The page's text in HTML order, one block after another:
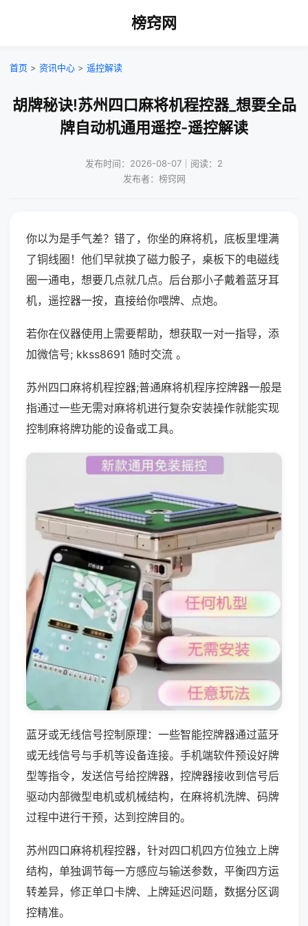
榜窍网
首页 > 资讯中心 > 遥控解读
胡牌秘诀!苏州四口麻将机程控器_想要全品
牌自动机通用遥控-遥控解读
发布时间：2026-08-07｜阅读：2
发布者：榜窍网
你以为是手气差？错了，你坐的麻将机，底板里埋满
了铜线圈！他们早就换了磁力骰子，桌板下的电磁线
圈一通电，想要几点就几点。后台那小子戴着蓝牙耳
机，遥控器一按，直接给你喂牌、点炮。
若你在仪器使用上需要帮助，想获取一对一指导，添
加微信号; kkss8691 随时交流 。
苏州四口麻将机程控器;普通麻将机程序控牌器一般是
指通过一些无需对麻将机进行复杂安装操作就能实现
控制麻将牌功能的设备或工具。
蓝牙或无线信号控制原理：一些智能控牌器通过蓝牙
或无线信号与手机等设备连接。手机端软件预设好牌
型等指令，发送信号给控牌器，控牌器接收到信号后
驱动内部微型电机或机械结构，在麻将机洗牌、码牌
过程中进行干预，达到控牌目的。
苏州四口麻将机程控器，针对四口机四方位独立上牌
结构，单独调节每一方感应与输送参数，平衡四方运
转差异，修正单口卡牌、上牌延迟问题，数据分区调
控精准。